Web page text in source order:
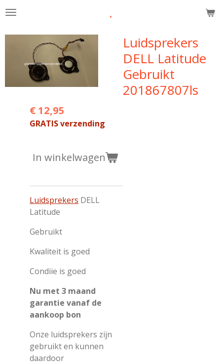
Ga
naar
hoofdinhoud
.
Luidsprekers
DELL Latitude
Gebruikt
201867807ls
€ 12,95
GRATIS verzending
In winkelwagen
Luidsprekers DELL
Latitude
Gebruikt
Kwaliteit is goed
Condiie is goed
Nu met 3 maand
garantie vanaf de
aankoop bon
Onze luidsprekers zijn
gebruikt en kunnen
daardoor